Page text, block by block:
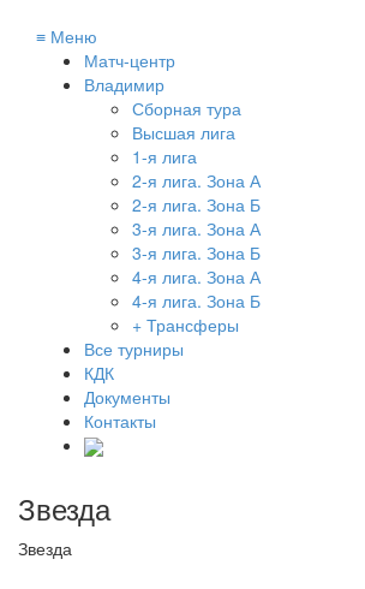
≡ Меню
Матч-центр
Владимир
Сборная тура
Высшая лига
1-я лига
2-я лига. Зона А
2-я лига. Зона Б
3-я лига. Зона А
3-я лига. Зона Б
4-я лига. Зона А
4-я лига. Зона Б
+ Трансферы
Все турниры
КДК
Документы
Контакты
Звезда
Звезда